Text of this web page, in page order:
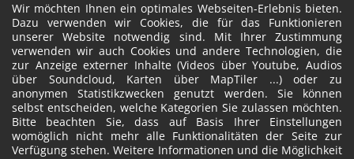
Wir möchten Ihnen ein optimales Webseiten-Erlebnis bieten.
Dazu verwenden wir Cookies, die für das Funktionieren
unserer Website notwendig sind. Mit Ihrer Zustimmung
verwenden wir auch Cookies und andere Technologien, die
zur Anzeige externer Inhalte (Videos über Youtube, Audios
über Soundcloud, Karten über MapTiler ...) oder zu
anonymen Statistikzwecken genutzt werden. Sie können
selbst entscheiden, welche Kategorien Sie zulassen möchten.
Bitte beachten Sie, dass auf Basis Ihrer Einstellungen
womöglich nicht mehr alle Funktionalitäten der Seite zur
Verfügung stehen. Weitere Informationen und die Möglichkeit